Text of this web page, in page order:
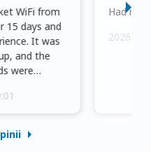
WiFi from
15 days and
It was
and the
were
Had no
2026-